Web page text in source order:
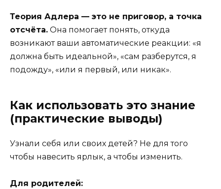
Теория Адлера — это не приговор, а точка
отсчёта. Она помогает понять, откуда
возникают ваши автоматические реакции: «я
должна быть идеальной», «сам разберутся, я
подожду», «или я первый, или никак».
Как использовать это знание
(практические выводы)
Узнали себя или своих детей? Не для того
чтобы навесить ярлык, а чтобы изменить.
Для родителей: